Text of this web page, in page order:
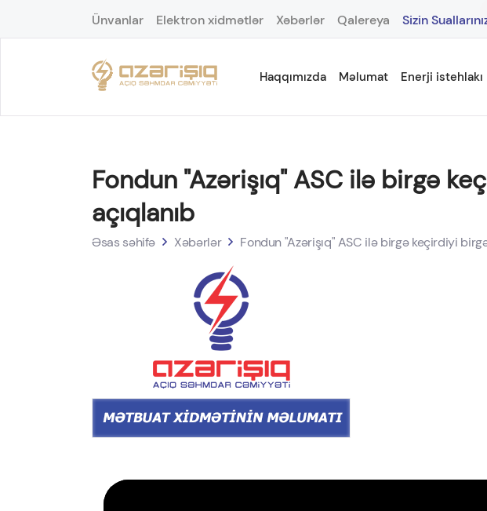
Ünvanlar Elektron xidmətlər Xəbərlər Qalereya Sizin
Haqqımızda Məlumat Enerji istehlakı
Fondun "Azərişıq" ASC ilə birgə
açıqlanıb
Əsas səhifə Xəbərlər Fondun "Azərişıq" ASC ilə birgə keçirdiyi